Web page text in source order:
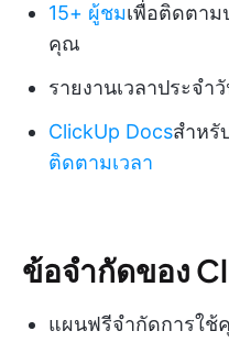
15+ ผู้ชมเพื่อติดตาม
คุณ
รายงานเวลาประจำ
ClickUp Docsสำหรั
ติดตามเวลา
ข้อจำกัดของ
แผนฟรีจำกัดการใช้